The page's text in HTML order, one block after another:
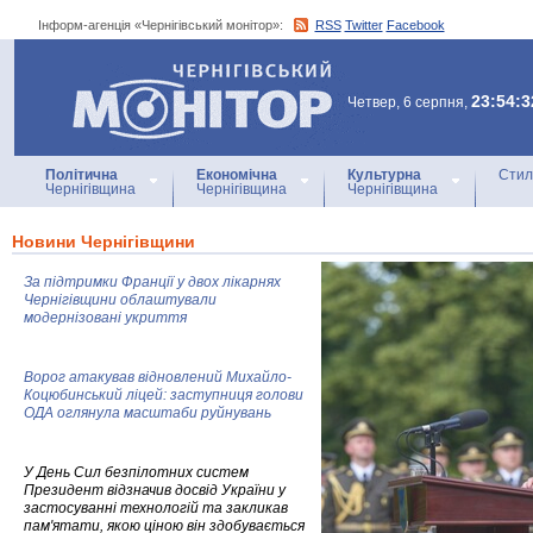
Інформ-агенція «Чернігівський монітор»: RSS Twitter Facebook
Інформ-агенція
«Чернігівський монітор»
Четвер, 6 серпня,
Політична
Чернігівщина
Економічна
Чернігівщина
Культурна
Чернігівщина
Новини Чернігівщини
За підтримки Франції у двох лікарнях
Чернігівщини облаштували
модернізовані укриття
Ворог атакував відновлений Михайло-
Коцюбинський ліцей: заступниця голови
ОДА оглянула масштаби руйнувань
У День Сил безпілотних систем
Президент відзначив досвід України у
застосуванні технологій та закликав
пам'ятати, якою ціною він здобувається